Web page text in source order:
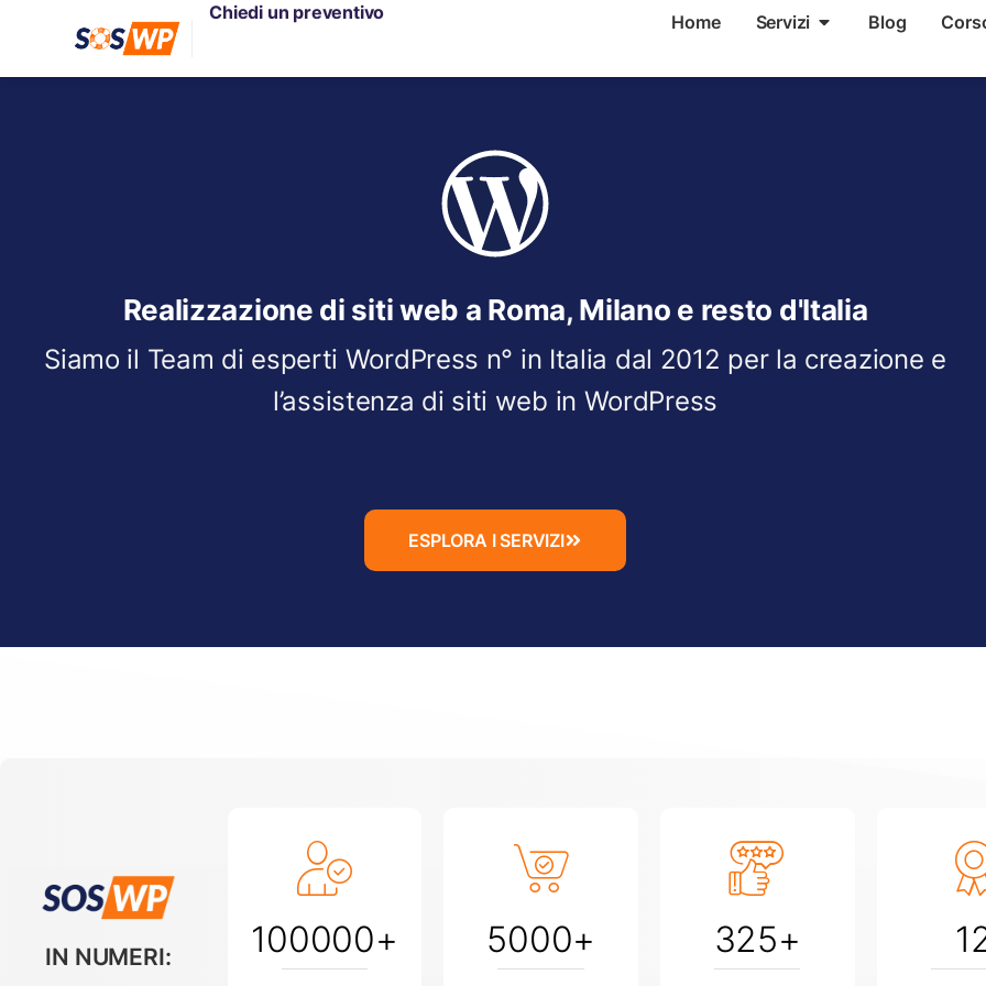
Home Servizi Blog
Chiedi un preventivo
Realizzazione di siti web a Roma, Milano e resto d'Italia
Siamo il Team di esperti WordPress n° in Italia dal 2012 per la creazione e
l’assistenza di siti web in WordPress
ESPLORA I SERVIZI
IN NUMERI: 100000+ 5000+ 325+